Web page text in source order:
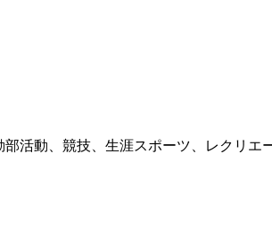
活動、競技、生涯スポーツ、レクリエ